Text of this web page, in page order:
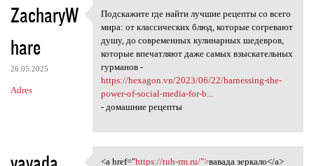
ZacharyW
hare
26.05.2025
Adres
Подскажите где найти лучшие
Подскажите где найти лучшие рецепты со всего
мира: от классических блюд, которые согревают
душу, до современных кулинарных шедевров,
которые впечатляют даже самых взыскательных
гурманов -
https://hexagon.vn/2023/06/22/harnessing-the-
power-of-social-media-for-b...
- домашние рецепты
<a href="https://tub-rm.ru/">вавада зеркало</a>